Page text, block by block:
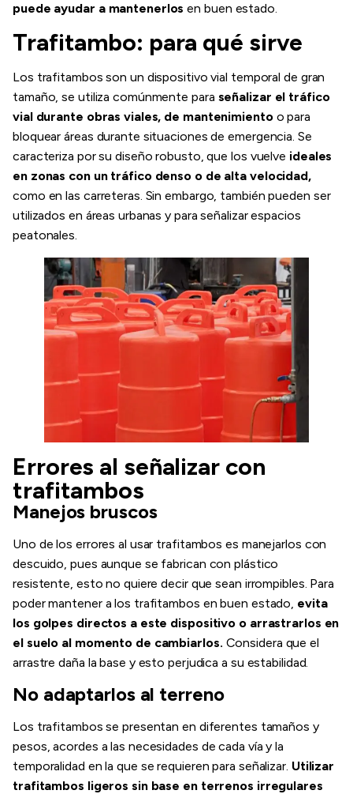
puede ayudar a mantenerlos en buen estado.
Trafitambo: para qué sirve
Los trafitambos son un dispositivo vial temporal de gran
tamaño, se utiliza comúnmente para señalizar el tráfico
vial durante obras viales, de mantenimiento o para
bloquear áreas durante situaciones de emergencia. Se
caracteriza por su diseño robusto, que los vuelve ideales
en zonas con un tráfico denso o de alta velocidad,
como en las carreteras. Sin embargo, también pueden ser
utilizados en áreas urbanas y para señalizar espacios
peatonales.
Errores al señalizar con
trafitambos
Manejos bruscos
Uno de los errores al usar trafitambos es manejarlos con
descuido, pues aunque se fabrican con plástico
resistente, esto no quiere decir que sean irrompibles. Para
poder mantener a los trafitambos en buen estado, evita
los golpes directos a este dispositivo o arrastrarlos en
el suelo al momento de cambiarlos. Considera que el
arrastre daña la base y esto perjudica a su estabilidad.
No adaptarlos al terreno
Los trafitambos se presentan en diferentes tamaños y
pesos, acordes a las necesidades de cada vía y la
temporalidad en la que se requieren para señalizar. Utilizar
trafitambos ligeros sin base en terrenos irregulares